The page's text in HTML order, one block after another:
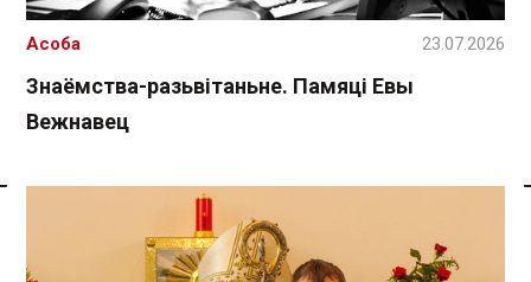
Знаёмства-разьвітаньне. Памяці Евы
Вежнавец
Асоба 23.07.2026